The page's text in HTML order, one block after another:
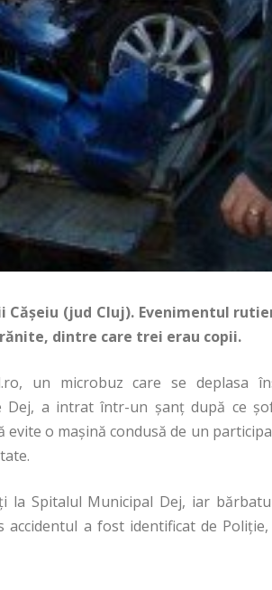
(jud Cluj). Evenimentul
dintre care trei erau copii.
un microbuz care se deplasa
Dej, a intrat într-un șanț după ce
evite o mașină condusă de un
la Spitalul Municipal Dej, iar
accidentul a fost identificat de Poliție,